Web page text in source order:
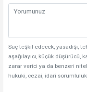
Suç teşkil edecek, yasadışı,
aşağılayıcı, küçük düşürücü,
zarar verici ya da benzeri
hukuki, cezai, idari